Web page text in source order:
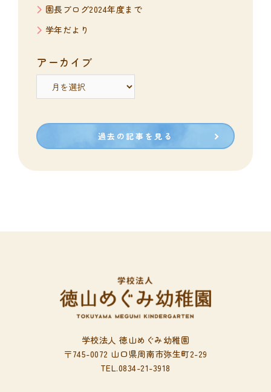
園長ブログ2024年度まで
学年だより
アーカイブ
ア
カ
ブ
過去の記事を見る
学校法人 徳山めぐみ幼稚園
〒745-0072 山口県周南市弥生町2-29
TEL.0834-21-3918